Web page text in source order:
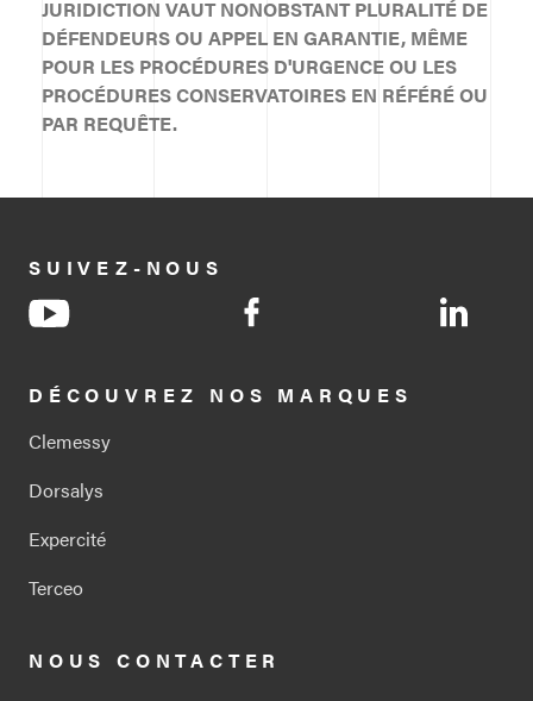
JURIDICTION VAUT NONOBSTANT PLURALITÉ DE
DÉFENDEURS OU APPEL EN GARANTIE, MÊME
POUR LES PROCÉDURES D'URGENCE OU LES
PROCÉDURES CONSERVATOIRES EN RÉFÉRÉ OU
PAR REQUÊTE.
SUIVEZ-NOUS
socialItem.title
DÉCOUVREZ NOS MARQUES
Clemessy
Dorsalys
Expercité
Terceo
NOUS CONTACTER